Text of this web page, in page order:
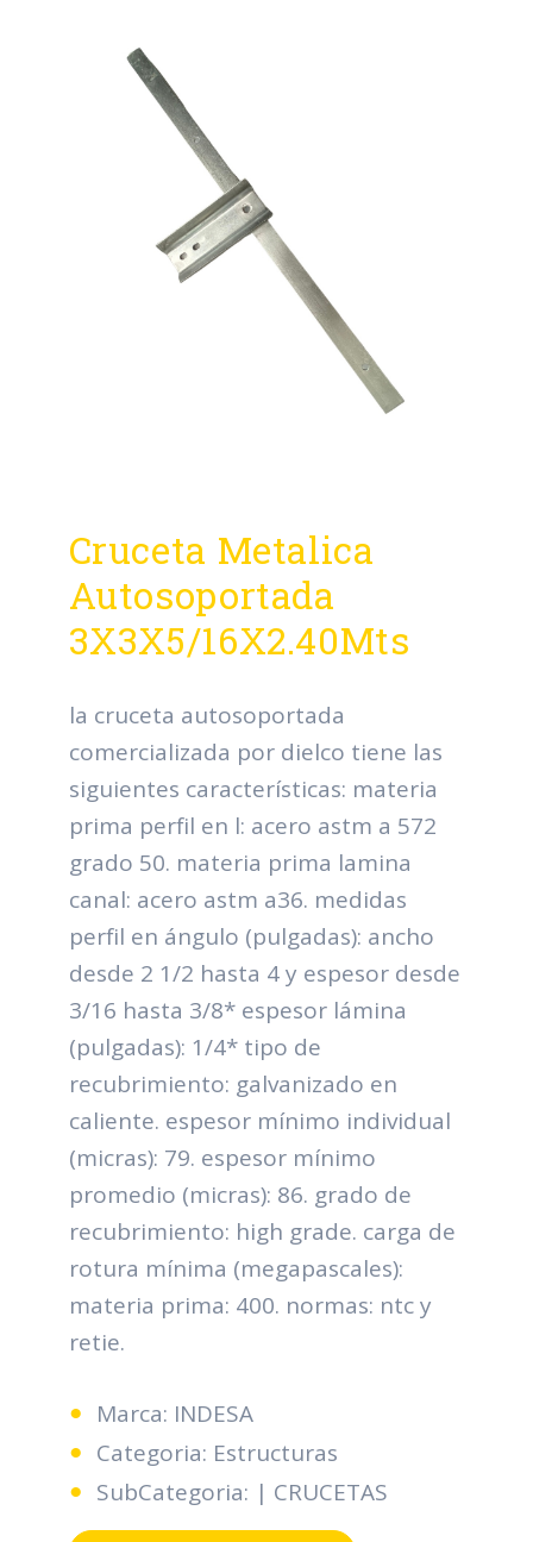
Cruceta Metalica
Autosoportada
3X3X5/16X2.40Mts
la cruceta autosoportada
comercializada por dielco tiene las
siguientes características: materia
prima perfil en l: acero astm a 572
grado 50. materia prima lamina
canal: acero astm a36. medidas
perfil en ángulo (pulgadas): ancho
desde 2 1/2 hasta 4 y espesor desde
3/16 hasta 3/8* espesor lámina
(pulgadas): 1/4* tipo de
recubrimiento: galvanizado en
caliente. espesor mínimo individual
(micras): 79. espesor mínimo
promedio (micras): 86. grado de
recubrimiento: high grade. carga de
rotura mínima (megapascales):
materia prima: 400. normas: ntc y
retie.
Marca: INDESA
Categoria: Estructuras
SubCategoria: | CRUCETAS